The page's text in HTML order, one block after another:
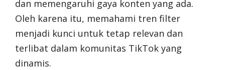
dan memengaruhi gaya konten yang ada.
Oleh karena itu, memahami tren filter
menjadi kunci untuk tetap relevan dan
terlibat dalam komunitas TikTok yang
dinamis.